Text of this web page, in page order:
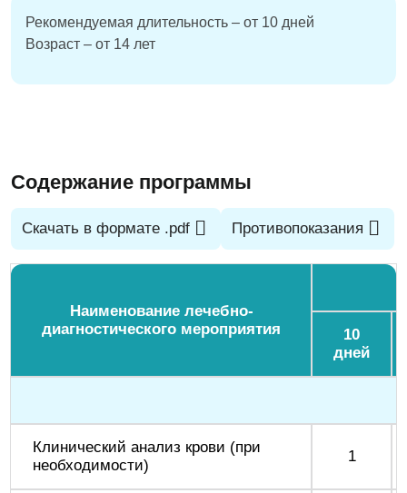
Рекомендуемая длительность – от 10 дней
Возраст – от 14 лет
Cодержание программы
Скачать в формате .pdf Противопоказания
Наименование лечебно-
диагностического мероприятия
10
дней
Клинический анализ крови (при
необходимости)
1
Спорт и активный отдых
Питание
Партнерам
Частые вопросы
Вакансии